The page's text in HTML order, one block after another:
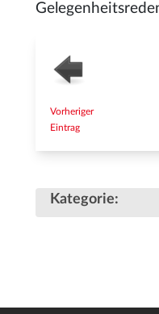
Vorheriger
Eintrag
Kategorie: